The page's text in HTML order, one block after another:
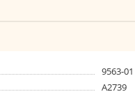
9563-01
A2739